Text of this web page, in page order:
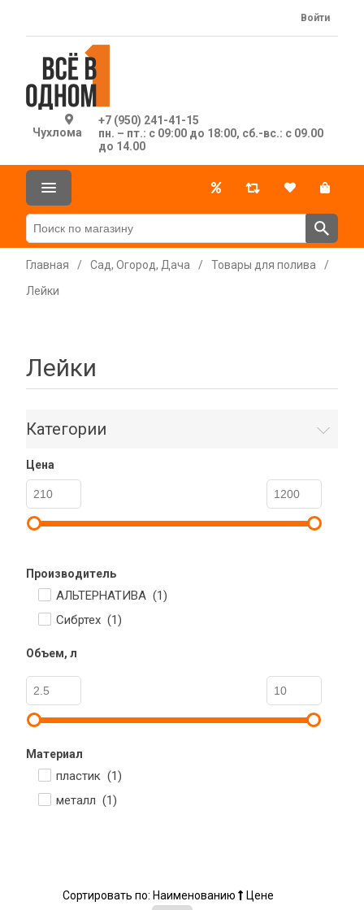
Чухлома
+7 (950) 241-41-15
пн. – пт.: с 09:00 до 18:00, сб.-вс.: с 09.00
до 14.00
Войти
Главная / Сад, Огород, Дача / Товары для полива
/
Лейки
Лейки
Категории
Цена
Производитель
АЛЬТЕРНАТИВА (1)
Сибртех (1)
Объем, л
Материал
пластик (1)
металл (1)
Сортировать по: Наименованию
Цене